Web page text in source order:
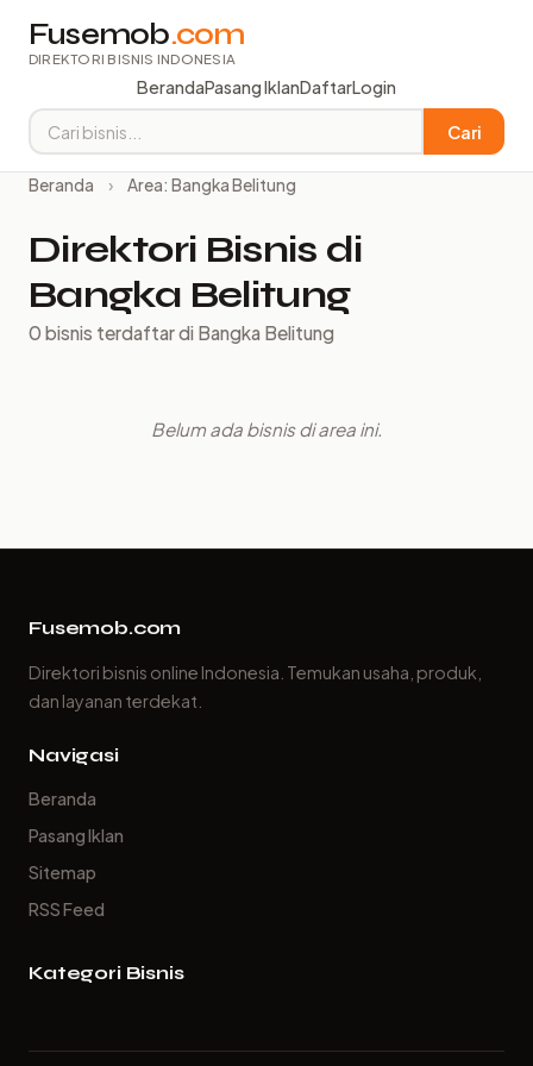
Fusemob.com
DIREKTORI BISNIS INDONESIA
BerandaPasang IklanDaftarLogin
Cari
Beranda › Area: Bangka Belitung
Direktori Bisnis di
Bangka Belitung
0 bisnis terdaftar di Bangka Belitung
Belum ada bisnis di area ini.
Fusemob.com
Direktori bisnis online Indonesia. Temukan usaha, produk,
dan layanan terdekat.
Navigasi
Beranda
Pasang Iklan
Sitemap
RSS Feed
Kategori Bisnis